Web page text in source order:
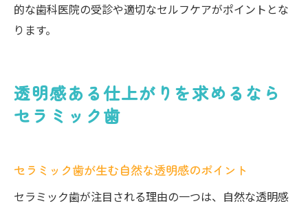
的な歯科医院の受診や適切なセルフケアがポイントとな
ります。
透明感ある仕上がりを求めるなら
セラミック歯
セラミック歯が生む自然な透明感のポイント
セラミック歯が注目される理由の一つは、自然な透明感